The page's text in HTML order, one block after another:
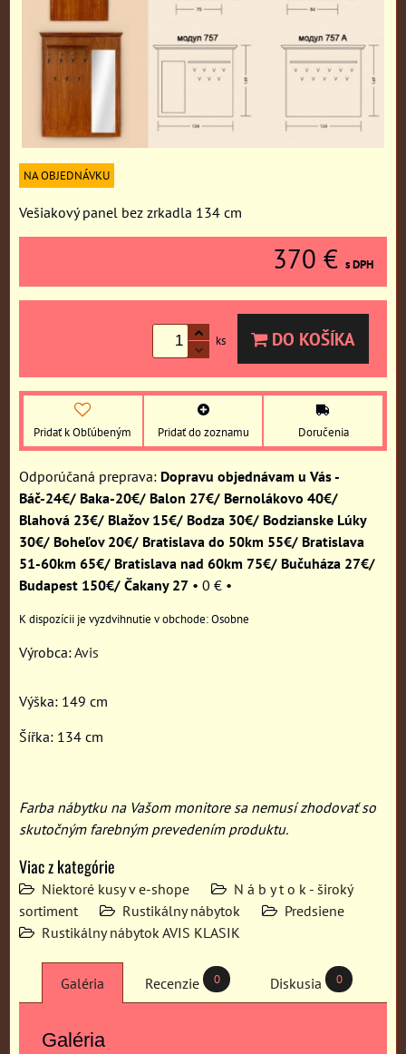
NA OBJEDNÁVKU
Vešiakový panel bez zrkadla 134 cm
370 € s DPH
ks DO KOŠÍKA
Pridať k Obľúbeným Pridať do zoznamu Doručenia
Dopravu objednávam u Vás -
Báč-24€/ Baka-20€/ Balon 27€/ Bernolákovo 40€/
Blahová 23€/ Blažov 15€/ Bodza 30€/ Bodzianske Lúky
30€/ Boheľov 20€/ Bratislava do 50km 55€/ Bratislava
51-60km 65€/ Bratislava nad 60km 75€/ Bučuháza 27€/
Budapest 150€/ Čakany 27 • 0 € •
Osobne
Výrobca:Avis
Výška: 149 cm
Šířka: 134 cm
Farba nábytku na Vašom monitore sa nemusí zhodovať so
skutočným farebným prevedením produktu.
Viac z kategórie
Niektoré kusy v e-shope
N á b y t o k - široký
sortiment
Rustikálny nábytok
Predsiene
Rustikálny nábytok AVIS KLASIK
Galéria Recenzie 0 Diskusia 0
Galéria